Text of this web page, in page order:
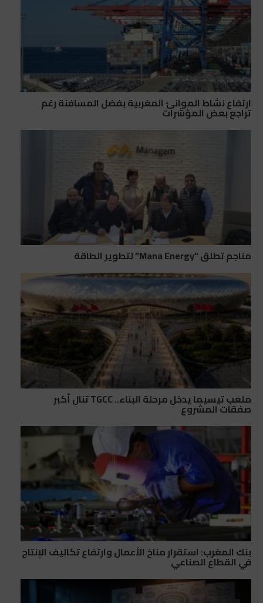
ارتفاع نشاط الموانئ المغربية بفضل المسافنة رغم
تراجع بعض المؤشرات
مناجم تطلق “Mana Energy” لتطوير الطاقة
ملعب تيسيما يدخل مرحلة البناء.. TGCC تنال أكبر
صفقات المشروع
بنك المغرب: استقرار مناخ الأعمال وارتفاع تكاليف الإنتاج
في القطاع الصناعي